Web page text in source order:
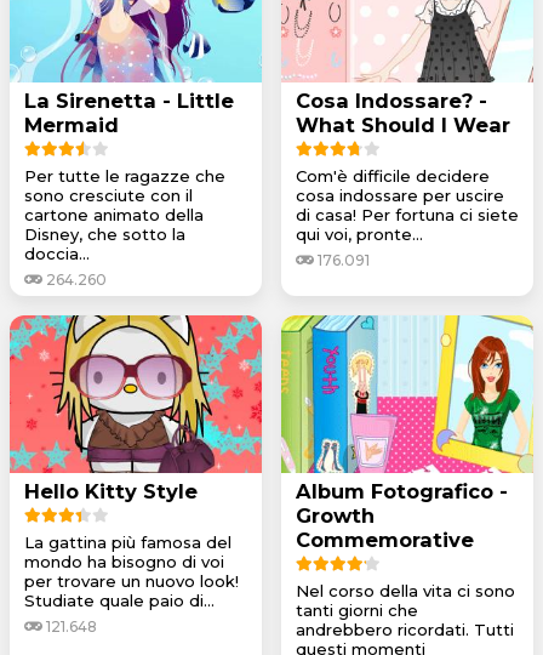
La Sirenetta - Little
Mermaid
Per tutte le ragazze che
sono cresciute con il
cartone animato della
Disney, che sotto la
doccia...
264.260
Cosa Indossare? -
What Should I Wear
Com'è difficile decidere
cosa indossare per uscire
di casa! Per fortuna ci siete
qui voi, pronte...
176.091
Hello Kitty Style
La gattina più famosa del
mondo ha bisogno di voi
per trovare un nuovo look!
Studiate quale paio di...
121.648
Album Fotografico -
Growth
Commemorative
Nel corso della vita ci sono
tanti giorni che
andrebbero ricordati. Tutti
questi momenti